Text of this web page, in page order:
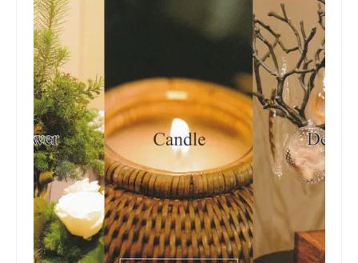
Shopping
Contact
Blog